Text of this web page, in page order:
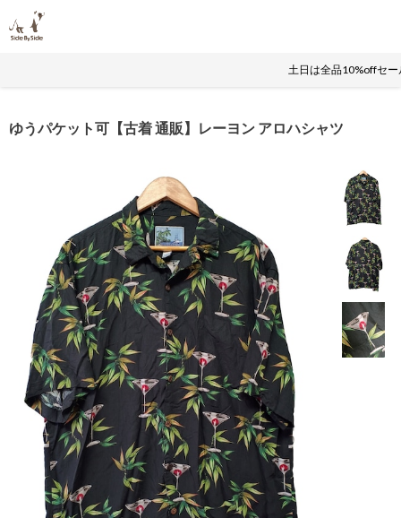
土日は全品10%offセ
ゆうパケット可【古着 通販】レーヨン アロハシャツ